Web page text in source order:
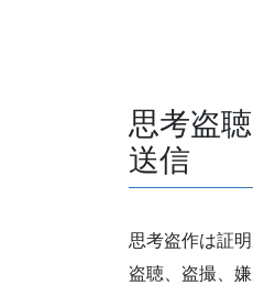
思考盗
送信
思考盗作は証
盗聴、盗撮、